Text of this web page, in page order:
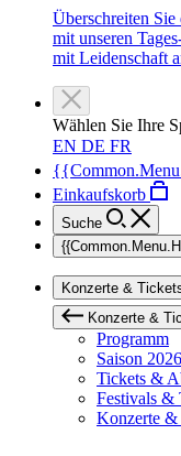
Überschreiten
mit unseren
mit Leidenschaft
Wählen Sie Ihre
EN DE FR
Einkaufskorb
Suche
Konzerte &
Konzerte &
Programm
Saison
Tickets &
Festivals &
Konzerte &